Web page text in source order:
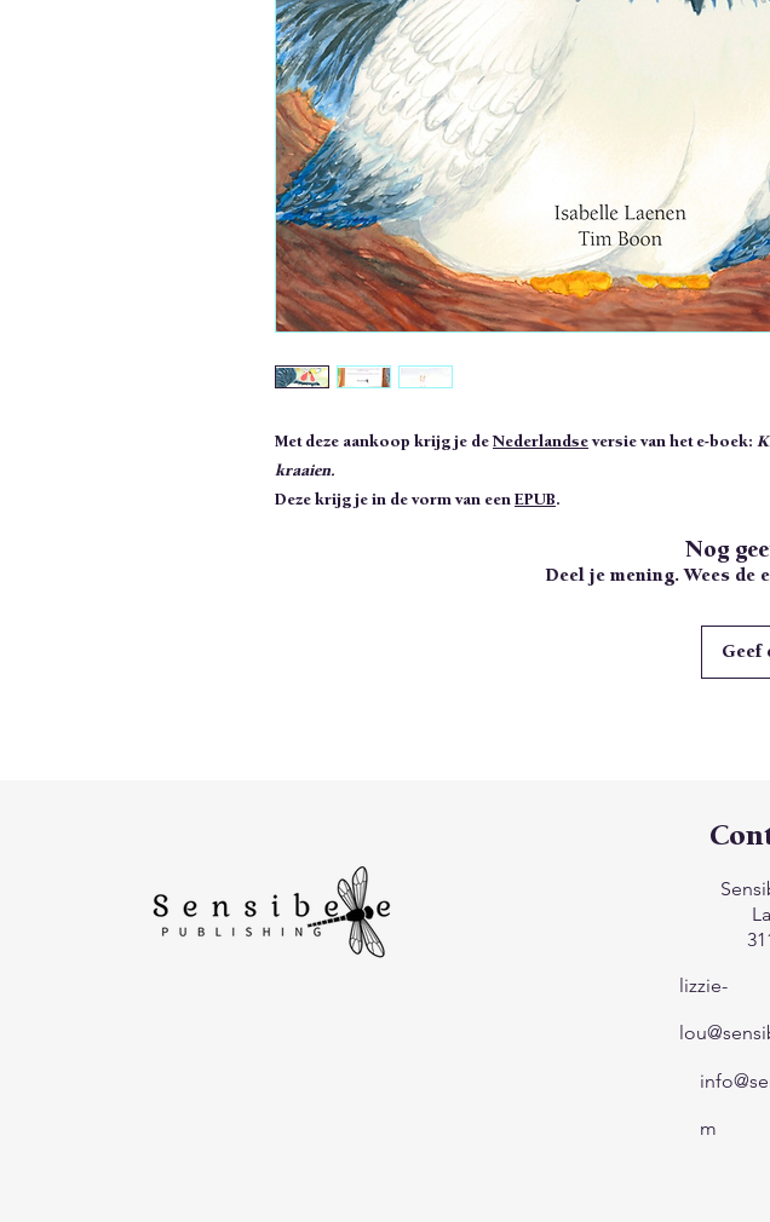
Met deze aankoop krijg je deNederlandseversie van het e-boek:
kraaien.
Deze krijg je in de vorm van een EPUB.
Nog
Deel je mening. Wees de
Geef
lizzie-
m